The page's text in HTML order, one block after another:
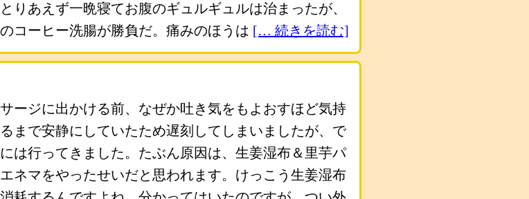
りあえず一晩寝てお腹のギュルギュルは治まったが、
コーヒー洗腸が勝負だ。痛みのほうは [… 続きを読む]
ージに出かける前、なぜか吐き気をもよおすほど気持
まで安静にしていたため遅刻してしまいましたが、で
は行ってきました。たぶん原因は、生姜湿布＆里芋パ
ネマをやったせいだと思われます。けっこう生姜湿布